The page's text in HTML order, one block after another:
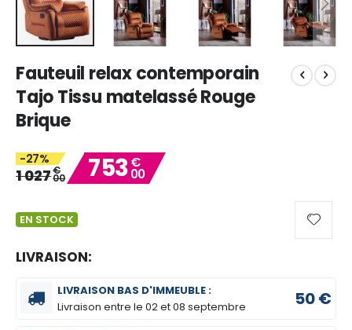
to
the
beginning
of
images
gallery
Fauteuil relax contemporain
Tajo Tissu matelassé Rouge
Brique
-27%
1 027€
00 753€
00
EN STOCK
LIVRAISON:
LIVRAISON BAS D'IMMEUBLE :
Livraison entre le02 et 08 septembre 50 €